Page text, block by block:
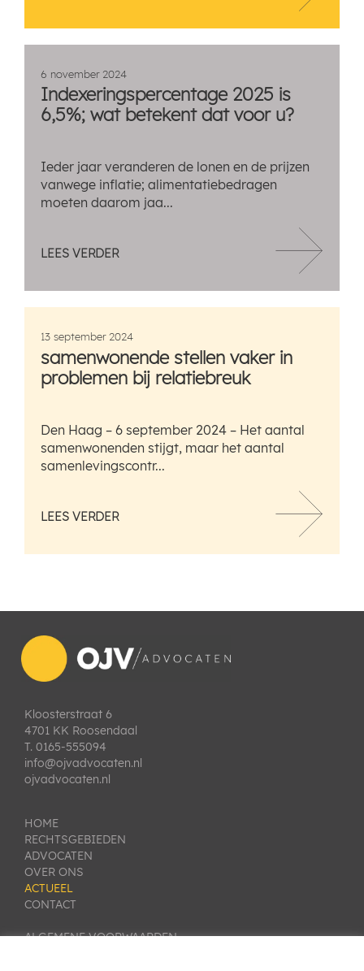
6 november 2024
Indexeringspercentage 2025 is
6,5%; wat betekent dat voor u?
Ieder jaar veranderen de lonen en de prijzen
vanwege inflatie; alimentatiebedragen
moeten daarom jaa...
LEES VERDER
13 september 2024
samenwonende stellen vaker in
problemen bij relatiebreuk
Den Haag – 6 september 2024 – Het aantal
samenwonenden stijgt, maar het aantal
samenlevingscontr...
LEES VERDER
Kloosterstraat 6
4701 KK Roosendaal
T. 0165-555094
info@ojvadvocaten.nl
ojvadvocaten.nl
HOME
RECHTSGEBIEDEN
ADVOCATEN
OVER ONS
ACTUEEL
CONTACT
ALGEMENE VOORWAARDEN